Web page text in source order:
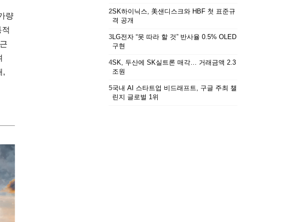
량
,
2SK하이닉스, 美샌디스크와 HBF 첫 표준규
격 공개
3LG전자 “못 따라 할 것” 반사율 0.5% OLED
구현
4SK, 두산에 SK실트론 매각… 거래금액 2.3
조원
5국내 AI 스타트업 비드래프트, 구글 주최 챌
린지 글로벌 1위